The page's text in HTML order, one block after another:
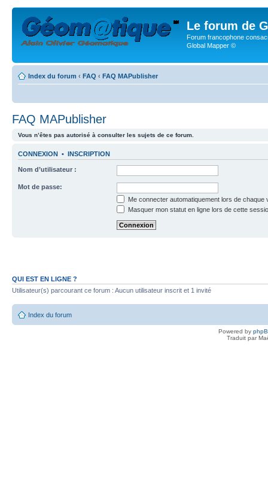
Le forum de
Forum francophone
Global Mapper ©
Index du forum ‹ FAQ ‹ FAQ MAPublisher
FAQ MAPublisher
Vous n’êtes pas autorisé à consulter les sujets de ce forum.
CONNEXION • INSCRIPTION
Nom d’utilisateur :
Mot de passe:
Me connecter automatiquement lors de chaque
Masquer mon statut en ligne lors de cette
QUI EST EN LIGNE ?
Utilisateur(s) parcourant ce forum : Aucun utilisateur inscrit et 1 invité
Index du forum
Powered by
Traduit par